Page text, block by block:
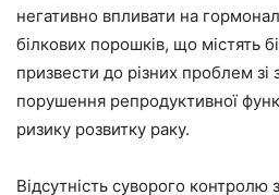
негативно впливати на
білкових порошків, що містять
призвести до різних проблем
порушення репродуктивної
ризику розвитку раку.
Відсутність суворого контролю